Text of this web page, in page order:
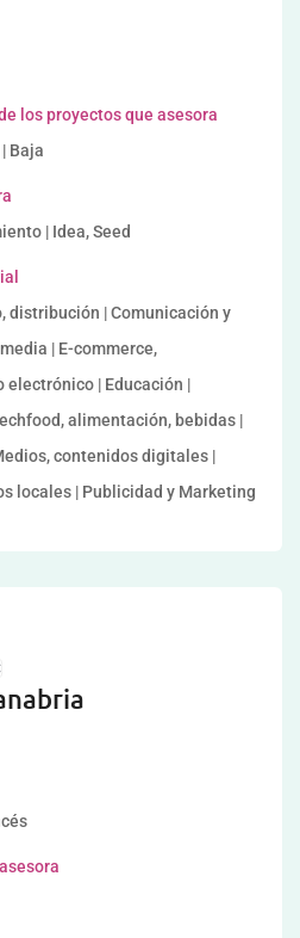
los proyectos que asesora
Baja
| Idea, Seed
distribución | Comunicación y
| E-commerce,
electrónico | Educación |
alimentación, bebidas |
contenidos digitales |
locales | Publicidad y Marketing